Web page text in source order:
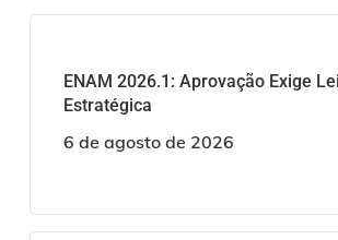
ENAM 2026.1: Aprovação Exige
Estratégica
6 de agosto de 2026